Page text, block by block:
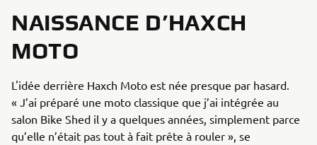
NAISSANCE D’HAXCH
MOTO
L'idée derrière Haxch Moto est née presque par hasard.
« J’ai préparé une moto classique que j’ai intégrée au
salon Bike Shed il y a quelques années, simplement parce
qu’elle n’était pas tout à fait prête à rouler », se